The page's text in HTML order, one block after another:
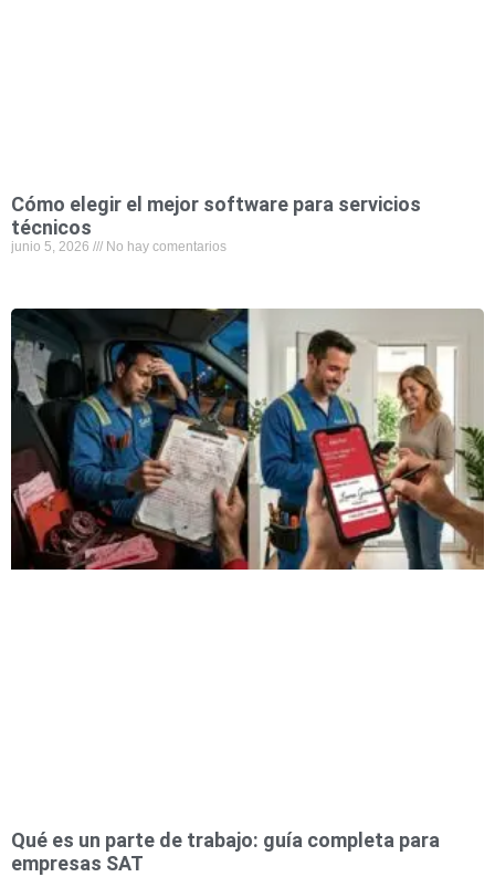
Cómo elegir el mejor software para servicios
técnicos
junio 5, 2026 No hay comentarios
Qué es un parte de trabajo: guía completa para
empresas SAT